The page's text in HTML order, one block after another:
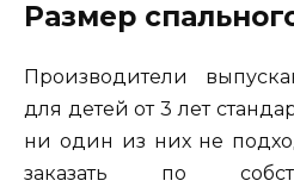
Размер
Производители
для детей от 3 лет
ни один из них не
заказать по